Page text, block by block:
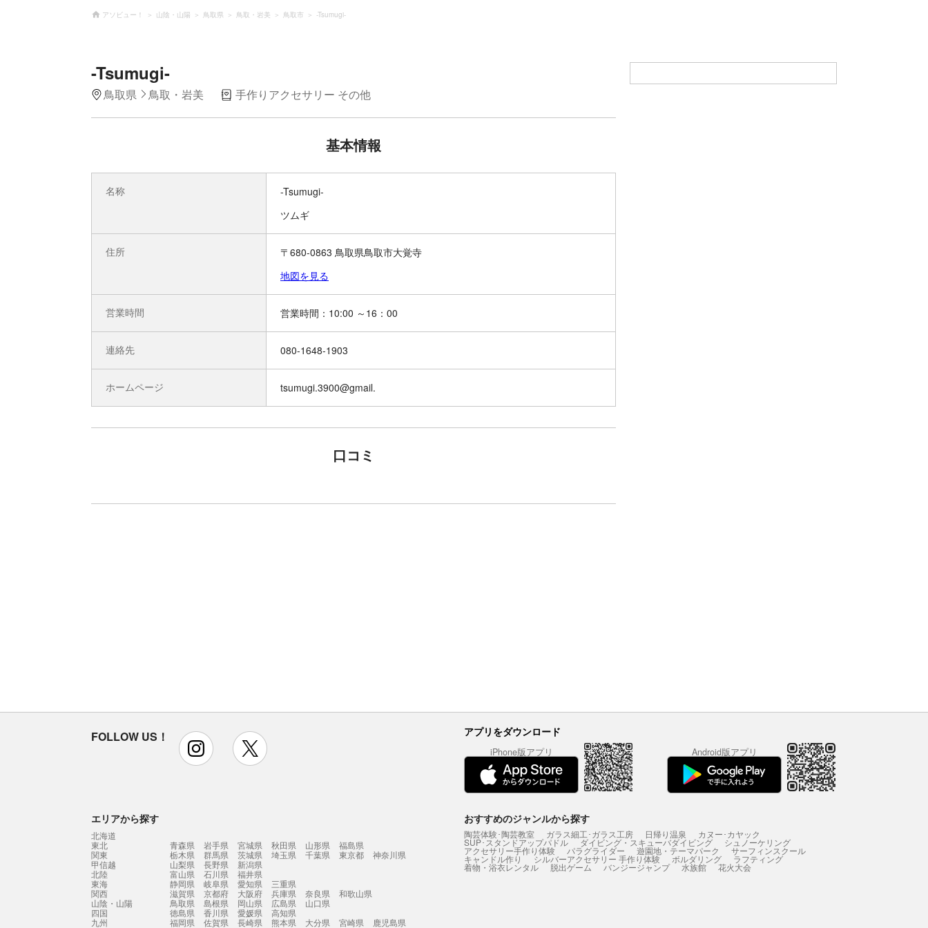
アソビュー！ 山陰・山陽 鳥取県 鳥取・岩美 鳥取市 -Tsumugi-
-Tsumugi-
鳥取県 鳥取・岩美 手作りアクセサリー その他
基本情報
名称
-Tsumugi-
ツムギ
住所
〒680-0863 鳥取県鳥取市大覚寺
地図を見る
営業時間
連絡先 080-1648-1903
ホームページ tsumugi.3900@gmail.
口コミ
FOLLOW US！ instagram アプリをダウンロード
iPhone版アプリ Android版アプリ
エリアから探す
北海道
東北
青森県 岩手県 宮城県 秋田県 山形県
福島県
関東
栃木県 群馬県 茨城県 埼玉県 千葉県 東京都
神奈川県
甲信越
山梨県 長野県
新潟県
北陸
富山県 石川県
福井県
東海
静岡県 岐阜県 愛知県
三重県
関西
滋賀県 京都府 大阪府 兵庫県 奈良県
和歌山県
山陰・山陽
鳥取県 島根県 岡山県 広島県
山口県
四国
徳島県 香川県 愛媛県
高知県
九州
福岡県 佐賀県 長崎県 熊本県 大分県 宮崎県
鹿児島県
おすすめのジャンルから探す
陶芸体験･陶芸教室 ガラス細工･ガラス工房 日帰り温泉 カヌー･カヤック
SUP･スタンドアップパドル ダイビング・スキューバダイビング シュノーケリング
アクセサリー手作り体験 パラグライダー 遊園地・テーマパーク サーフィンスクール
キャンドル作り シルバーアクセサリー 手作り体験 ボルダリング ラフティング
着物・浴衣レンタル 脱出ゲーム バンジージャンプ 水族館 花火大会